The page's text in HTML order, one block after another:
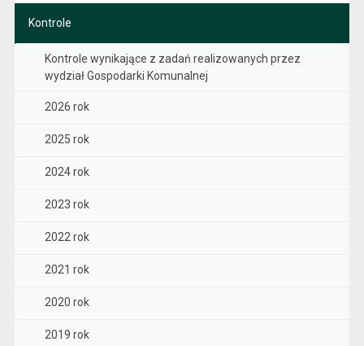
Kontrole
Kontrole wynikające z zadań realizowanych przez
wydział Gospodarki Komunalnej
2026 rok
2025 rok
2024 rok
2023 rok
2022 rok
2021 rok
2020 rok
2019 rok